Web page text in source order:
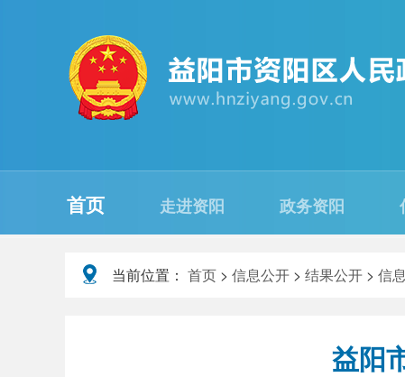
首页 走进资阳 政务资阳
当前位置： 首页 > 信息公开 > 结果公开 > 信
益阳